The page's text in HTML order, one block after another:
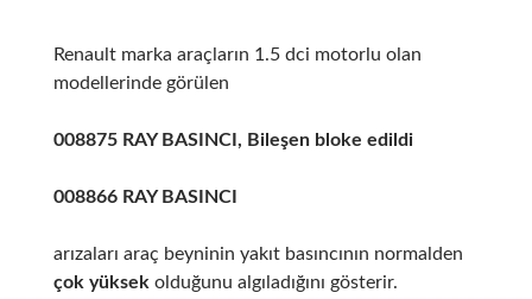
Renault marka araçların 1.5 dci motorlu olan
modellerinde görülen
008875 RAY BASINCI, Bileşen bloke edildi
008866 RAY BASINCI
arızaları araç beyninin yakıt basıncının normalden
çok yüksek olduğunu algıladığını gösterir.